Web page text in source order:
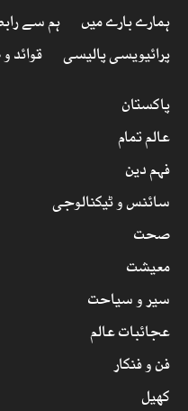
ہمارے بارے میں ہم سے
پرائیویسی پالیسی
قوائد
پاکستان
عالم تمام
فہم دین
سائنس و ٹیکنالوجی
صحت
معیشت
سیر و سیاحت
عجائبات عالم
فن و فنکار
کھیل